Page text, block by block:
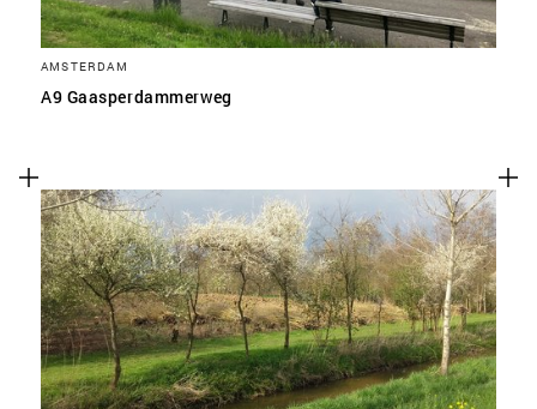
AMSTERDAM
A9 Gaasperdammerweg